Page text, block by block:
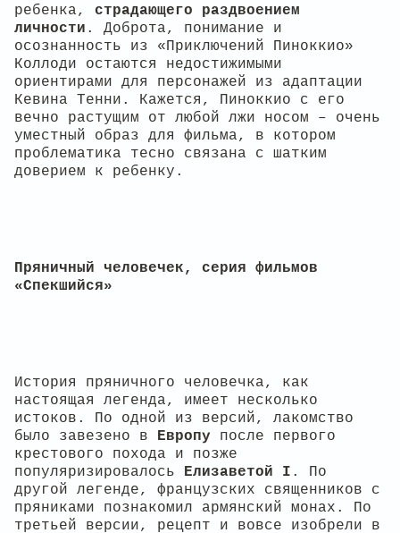
ребенка,
страдающего раздвоением
личности . Доброта, понимание и
осознанность из «Приключений Пиноккио»
Коллоди остаются недостижимыми
ориентирами для персонажей из адаптации
Кевина Тенни. Кажется, Пиноккио с его
вечно растущим от любой лжи носом – очень
уместный образ для фильма, в котором
проблематика тесно связана с шатким
доверием к ребенку.
Пряничный человечек, серия фильмов
«Спекшийся»
История пряничного человечка, как
настоящая легенда, имеет несколько
истоков. По одной из версий, лакомство
было завезено в Европу после первого
крестового похода и позже
популяризировалось Елизаветой I . По
другой легенде, французских священников с
пряниками познакомил армянский монах. По
третьей версии, рецепт и вовсе изобрели в